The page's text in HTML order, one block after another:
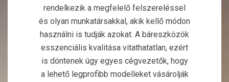
rendelkezik a megfelelő felszereléssel
és olyan munkatársakkal, akik kellő módon
használni is tudják azokat. A báreszközök
esszenciális kvalitása vitathatatlan, ezért
is döntenek úgy egyes cégvezetők, hogy
a lehető legprofibb modelleket vásárolják